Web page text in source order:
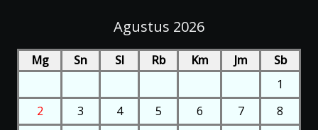
Agustus 2026
Mg Sn Sl Rb Km Jm
Sb
1
2
3 4 5 6 7 8